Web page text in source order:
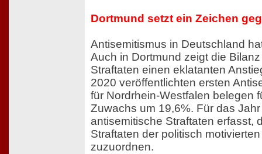
Dortmund setzt ein Zeichen
Antisemitismus in Deutschland
Auch in Dortmund zeigt die
Straftaten einen eklatanten
2020 veröffentlichten ersten
für Nordrhein-Westfalen belegen
Zuwachs um 19,6%. Für das
antisemitische Straftaten erfasst,
Straftaten der politisch
zuzuordnen.